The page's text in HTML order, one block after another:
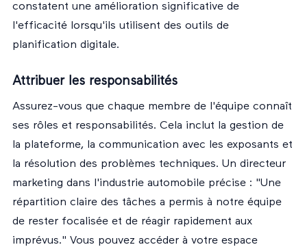
constatent une amélioration significative de
l'efficacité lorsqu'ils utilisent des outils de
planification digitale.
Attribuer les responsabilités
Assurez-vous que chaque membre de l'équipe connaît
ses rôles et responsabilités. Cela inclut la gestion de
la plateforme, la communication avec les exposants et
la résolution des problèmes techniques. Un directeur
marketing dans l'industrie automobile précise : "Une
répartition claire des tâches a permis à notre équipe
de rester focalisée et de réagir rapidement aux
imprévus." Vous pouvez accéder à votre espace